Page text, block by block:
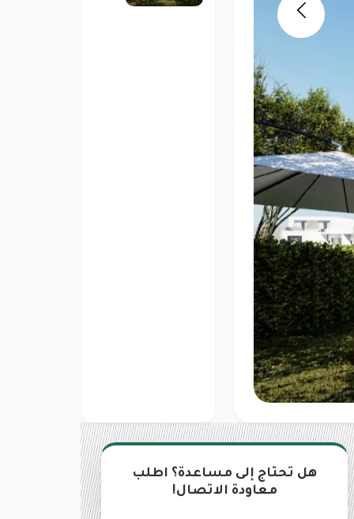
Previous
هل تحتاج إلى مساعدة؟ اطلب
معاودة الاتصال!